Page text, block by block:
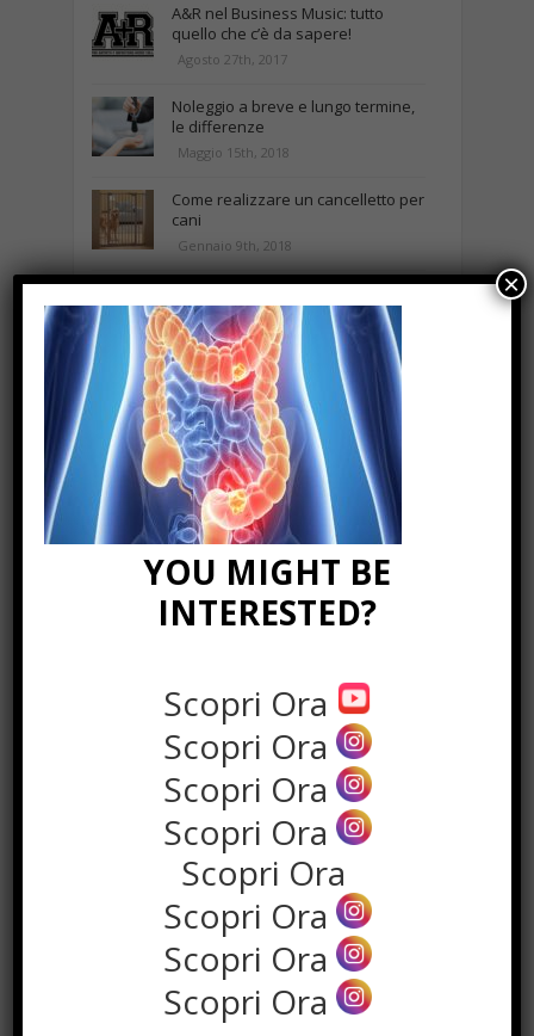
A&R nel Business Music: tutto
quello che c’è da sapere!
Agosto 27th, 2017
Noleggio a breve e lungo termine,
le differenze
Maggio 15th, 2018
Come realizzare un cancelletto per
cani
Gennaio 9th, 2018
Ottobre 12th, 2013
NEWS IN UNA FOTO
POPOLARI
A&R nel Business Music: tutto
quello che c’è da sapere!
YOU MIGHT BE
INTERESTED?
Scopri Ora
Scopri Ora
Scopri Ora
Scopri Ora
Scopri Ora
Scopri Ora
Scopri Ora
Scopri Ora
×